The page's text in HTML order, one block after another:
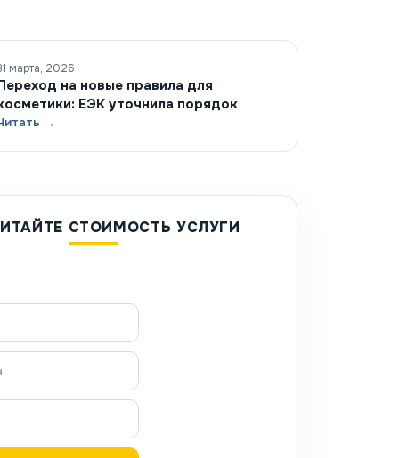
марта, 2026
на новые правила для
ЕЭК уточнила порядок
→
СТОИМОСТЬ УСЛУГИ